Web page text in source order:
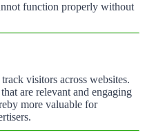
function properly without
visitors across websites.
are relevant and engaging
more valuable for